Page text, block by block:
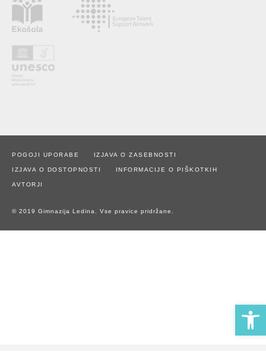
POGOJI UPORABE IZJAVA O ZASEBNOSTI
IZJAVA O DOSTOPNOSTI INFORMACIJE O PIŠKOTKIH
AVTORJI
© 2019 Gimnazija Ledina. Vse pravice pridržane.